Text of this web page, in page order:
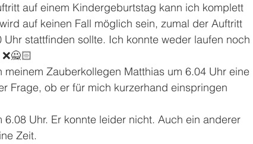
auf einem Kindergeburtstag kann ich komplett
auf keinen Fall möglich sein, zumal der Auftritt
Uhr stattfinden sollte. Ich konnte weder laufen noch
meinem Zauberkollegen Matthias um 6.04 Uhr eine
Frage, ob er für mich kurzerhand einspringen
6.08 Uhr. Er konnte leider nicht. Auch ein anderer
Zeit.